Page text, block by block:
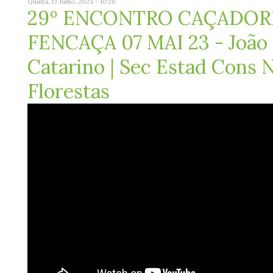
29º ENCONTRO
FENCAÇA 07 MAI 23 -
Catarino | Sec Estad Cons
Florestas